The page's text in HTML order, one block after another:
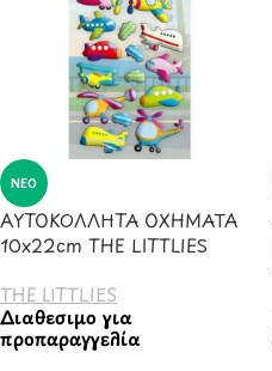
ΝΈΟ
ΑΥΤΟΚΟΛΛΗΤΑ ΟΧΗΜΑΤΑ
10x22cm THE LITTLIES
THE LITTLIES
Διαθέσιμο για
προπαραγγελία